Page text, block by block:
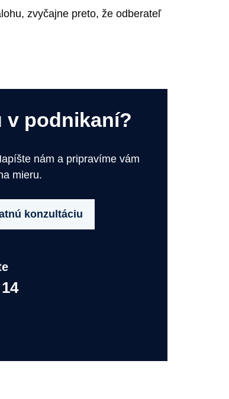
zvyčajne preto, že odberateľ
v podnikaní?
nám a pripravíme vám
mieru.
konzultáciu